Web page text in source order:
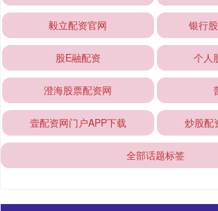
毅立配资官网 银行
股E融配资 个人
澄海股票配资网
壹配资网门户APP下载 炒股配
全部话题标签